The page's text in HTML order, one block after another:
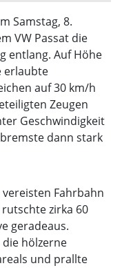
Samstag, 8.
VW Passat die
entlang. Auf Höhe
erlaubte
auf 30 km/h
Zeugen
Geschwindigkeit
dann stark
Fahrbahn
zirka 60
geradeaus.
hölzerne
und prallte